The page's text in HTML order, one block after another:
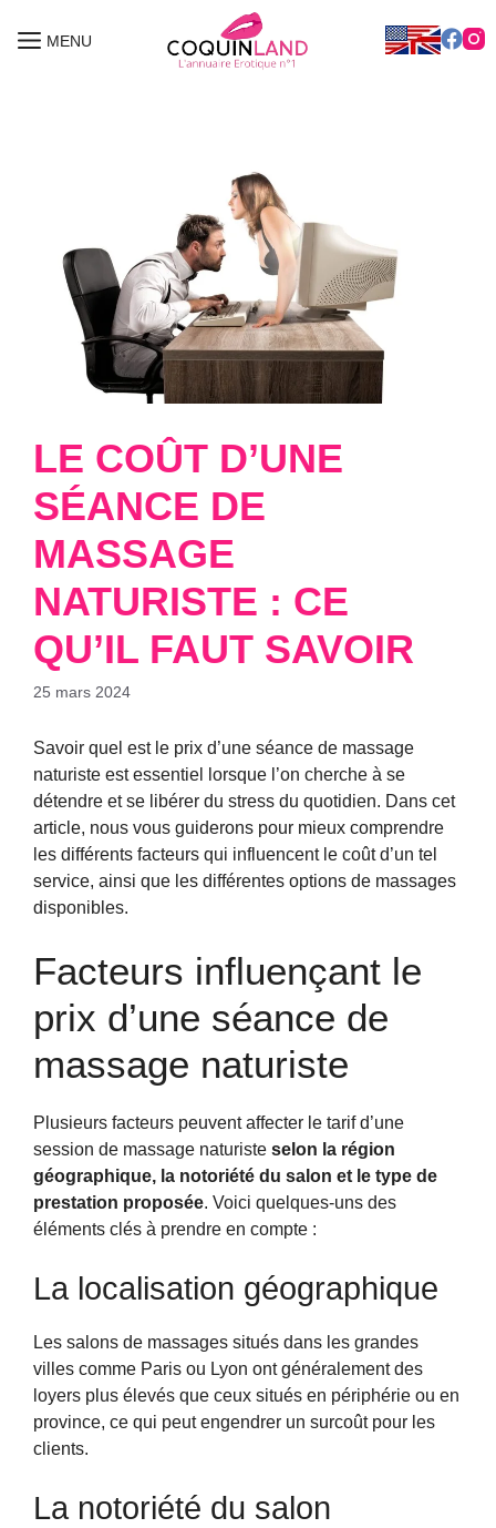
MENU
MENU
LE COÛT D’UNE
SÉANCE DE
MASSAGE
NATURISTE : CE
QU’IL FAUT SAVOIR
25 mars 2024
Savoir quel est le prix d’une séance de massage
naturiste est essentiel lorsque l’on cherche à se
détendre et se libérer du stress du quotidien. Dans cet
article, nous vous guiderons pour mieux comprendre
les différents facteurs qui influencent le coût d’un tel
service, ainsi que les différentes options de massages
disponibles.
Facteurs influençant le
prix d’une séance de
massage naturiste
Plusieurs facteurs peuvent affecter le tarif d’une
session de massage naturiste selon la région
géographique, la notoriété du salon et le type de
prestation proposée. Voici quelques-uns des
éléments clés à prendre en compte :
La localisation géographique
Les salons de massages situés dans les grandes
villes comme Paris ou Lyon ont généralement des
loyers plus élevés que ceux situés en périphérie ou en
province, ce qui peut engendrer un surcoût pour les
clients.
La notoriété du salon